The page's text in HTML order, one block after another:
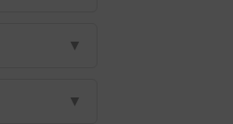
▼
▼